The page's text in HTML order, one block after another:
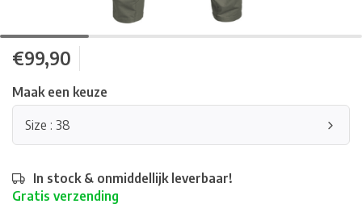
€99,90
Maak een keuze
Size : 38
In stock & onmiddellijk leverbaar!
Gratis verzending